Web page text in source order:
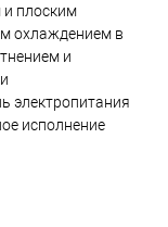
и плоским
охлаждением в
и
электропитания
исполнение